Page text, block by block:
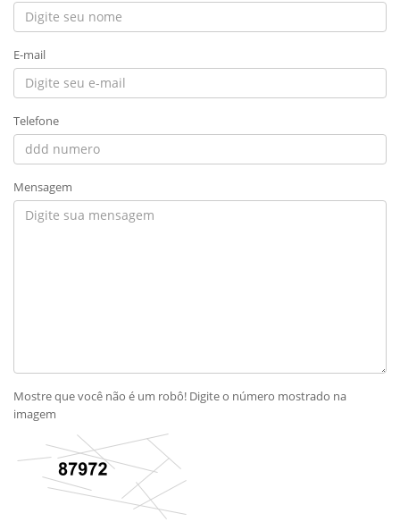
E-mail
Telefone
Mensagem
Mostre que você não é um robô! Digite o número mostrado na
imagem